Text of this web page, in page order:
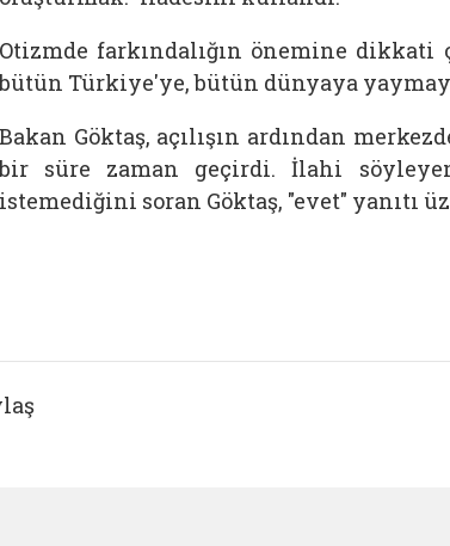
Otizmde farkındalığın önemine dikkati
bütün Türkiye'ye, bütün dünyaya
Bakan Göktaş, açılışın ardından
bir süre zaman geçirdi. İlahi
istemediğini soran Göktaş, "evet" yanıtı